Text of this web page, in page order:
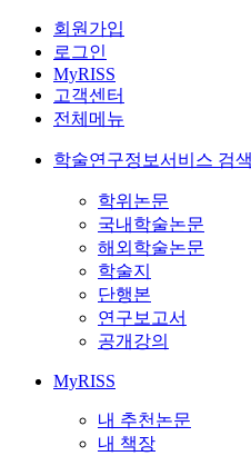
회원가입
로그인
MyRISS
고객센터
전체메뉴
학술연구정보서비스 검색
학위논문
국내학술논문
해외학술논문
학술지
단행본
연구보고서
공개강의
MyRISS
내 추천논문
내 책장